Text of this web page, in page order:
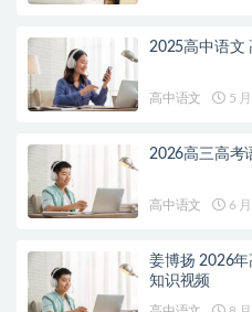
2025高中语文
高中语文 5
2026高三高考
高中语文 6
姜博扬 2026
知识视频